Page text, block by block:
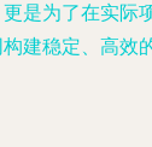
是为了在实
建稳定、高